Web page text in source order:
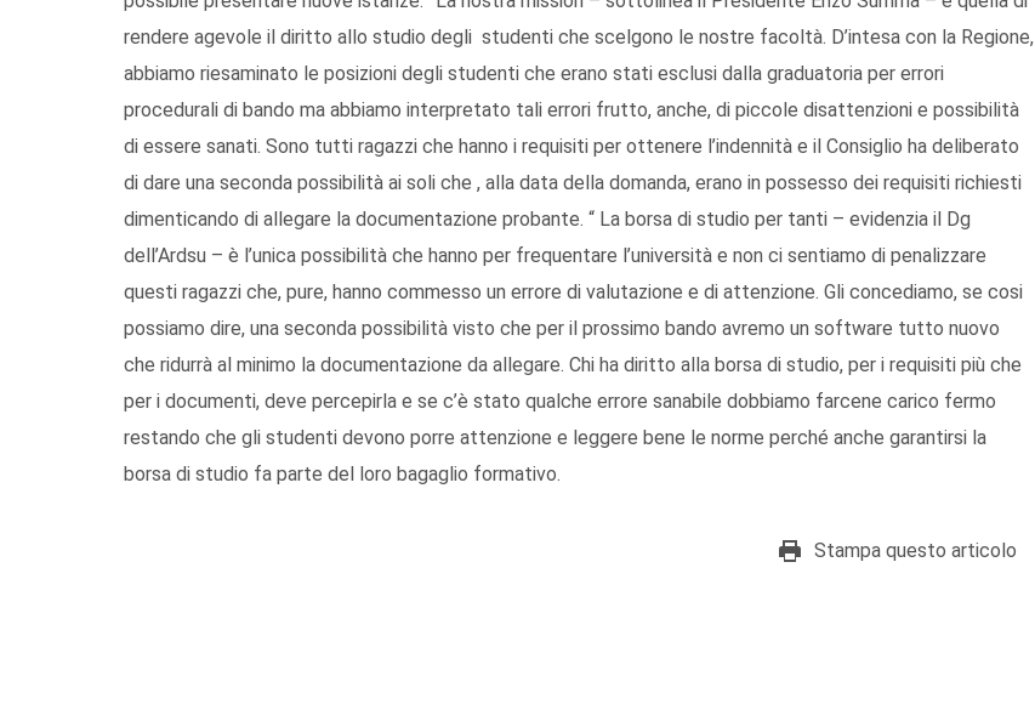
rendere agevole il diritto allo studio degli studenti che scelgono le nostre facoltà. D’intesa con la Regione,
abbiamo riesaminato le posizioni degli studenti che erano stati esclusi dalla graduatoria per errori
procedurali di bando ma abbiamo interpretato tali errori frutto, anche, di piccole disattenzioni e possibilità
di essere sanati. Sono tutti ragazzi che hanno i requisiti per ottenere l’indennità e il Consiglio ha deliberato
di dare una seconda possibilità ai soli che , alla data della domanda, erano in possesso dei requisiti richiesti
dimenticando di allegare la documentazione probante. “ La borsa di studio per tanti – evidenzia il Dg
dell’Ardsu – è l’unica possibilità che hanno per frequentare l’università e non ci sentiamo di penalizzare
questi ragazzi che, pure, hanno commesso un errore di valutazione e di attenzione. Gli concediamo, se cosi
possiamo dire, una seconda possibilità visto che per il prossimo bando avremo un software tutto nuovo
che ridurrà al minimo la documentazione da allegare. Chi ha diritto alla borsa di studio, per i requisiti più che
per i documenti, deve percepirla e se c’è stato qualche errore sanabile dobbiamo farcene carico fermo
restando che gli studenti devono porre attenzione e leggere bene le norme perché anche garantirsi la
borsa di studio fa parte del loro bagaglio formativo.
Stampa questo articolo